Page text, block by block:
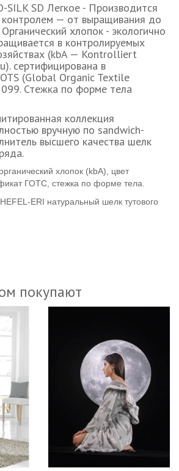
SD Легкое - Производится
— от выращивания до
хлопок - экологично
в контролируемых
(kbA — Kontrolliert
сертифицирована в
(Global Organic Textile
Стежка по форме тела
коллекция
вручную по sandwich-
высшего качества шелк
хлопок (kbA), цвет
ГОТС, стежка по форме тела.
ERI натуральный шелк тутового
покупают